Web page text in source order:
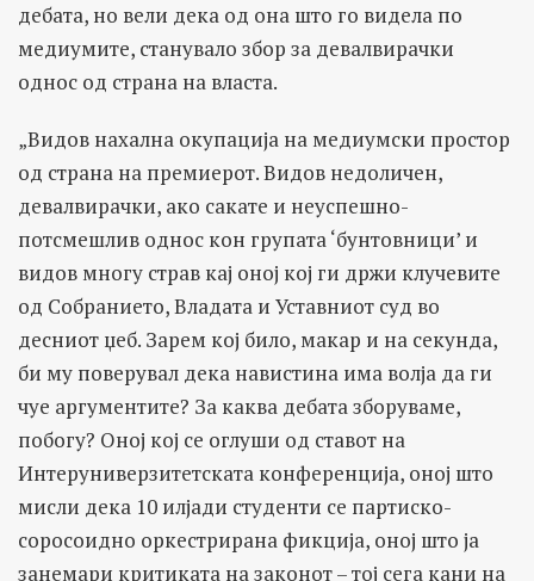
дебата, но вели дека од она што го видела по
медиумите, станувало збор за девалвирачки
однос од страна на власта.
„Видов нахална окупација на медиумски простор
од страна на премиерот. Видов недоличен,
девалвирачки, ако сакате и неуспешно-
потсмешлив однос кон групата ‘бунтовници’ и
видов многу страв кај оној кој ги држи клучевите
од Собранието, Владата и Уставниот суд во
десниот џеб. Зарем кој било, макар и на секунда,
би му поверувал дека навистина има волја да ги
чуе аргументите? За каква дебата зборуваме,
побогу? Оној кој се оглуши од ставот на
Интеруниверзитетската конференција, оној што
мисли дека 10 илјади студенти се партиско-
соросоидно оркестрирана фикција, оној што ја
занемари критиката на законот – тој сега кани на